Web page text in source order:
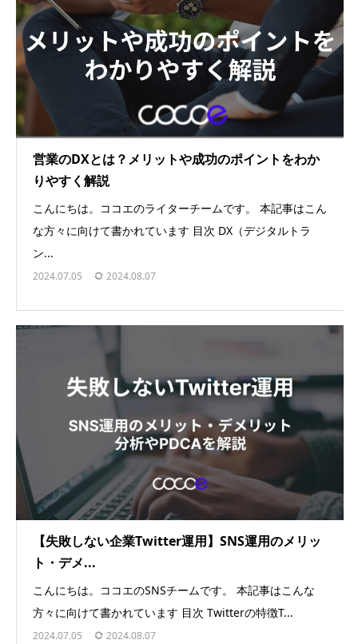
営業のDXとは？メリットや成功のポイントをわか
りやすく解説
こんにちは。ココエのライターチームです。 本記事はこん
な方々に向けて書かれています 目次 DX（デジタルトラ
ン...
2024.07.05 2024.08.07
【失敗しない企業Twitter運用】SNS運用のメリッ
ト・デメ...
こんにちは。ココエのSNSチームです。 本記事はこんな
方々に向けて書かれています 目次 Twitterの特徴T...
2024.07.05 2024.08.07